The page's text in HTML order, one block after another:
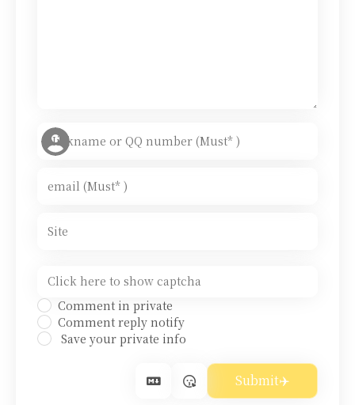
Comment in private
Comment reply notify
Save your private info